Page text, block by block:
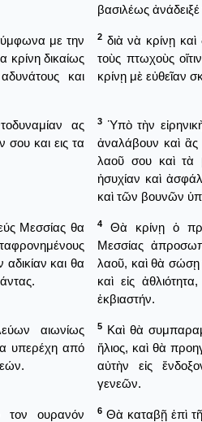
βασιλέως
με την
κρίνη δικαίως
και
2 διὰ νὰ κρίνῃ
τοὺς πτωχοὺς
κρίνῃ μὲ εὐθεῖαν
ας
και εις τα
3 Ὑπὸ τὴν
ἀναλάβουν καὶ
λαοῦ σου καὶ τὰ
ἡσυχίαν καὶ
καὶ τῶν βουνῶν
Μεσσίας θα
και θα
4
Θὰ κρίνῃ ὁ
Μεσσίας
λαοῦ, καὶ θὰ σώσῃ
καὶ εἰς
ἐκβιαστήν.
αιωνίως
υπερέχη από
5 Καὶ θὰ
ἥλιος, καὶ θὰ
αὐτὴν εἰς
γενεῶν.
ουρανόν
6 Θὰ καταβῇ ἐπὶ